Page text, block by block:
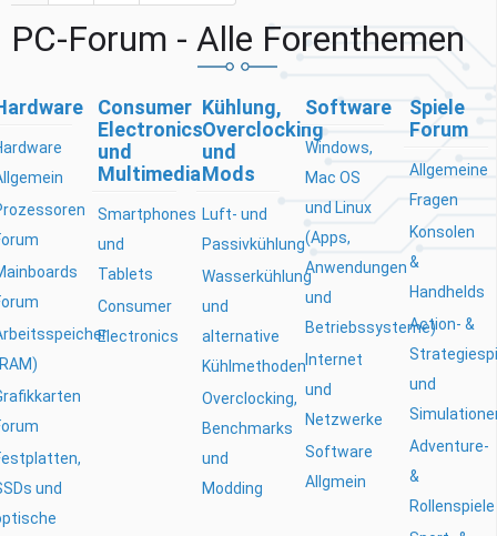
PC-Forum - Alle Forenthemen
und
Consumer
Electronics
und
Multimedia
Smartphones
und
Tablets
Consumer
Electronics
Kühlung,
Overclocking
und
Mods
Luft- und
Passivkühlung
Wasserkühlung
und
alternative
Kühlmethoden
Overclocking,
Benchmarks
und
Modding
Software
Windows,
Mac OS
und Linux
(Apps,
Anwendungen
und
Betriebssysteme)
Internet
und
Netzwerke
Software
Allgmein
Spiele
Forum
Allgemeine
Fragen
Konsolen
&
Handhelds
Action- &
und
Adventure-
&
Rollenspiele